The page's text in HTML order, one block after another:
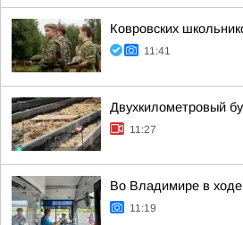
Ковровских
11:41
Двухкилометровый
11:27
Во Владимире в ходе
11:19